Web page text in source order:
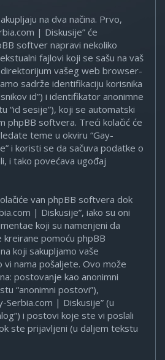
na dva načina. Prvo,
| Diskusije” će
softver napravi nekoliko
fajlovi koji se sašu na vaš
vašeg web browser-
sadrže identifikaciju korisnika
id”) i identifikator anonimne
“id sesije”), koji se automatski
phpBB softvera. Treći kolačić će
teme u okviru “Gay-
i koristi se da sačuva podatke o
i tako povećava ugođaj
van phpBB softvera dok
| Diskusije”, iako su oni
koji su namenjeni da
pomoću phpBB
koji sakupljamo vaše
nama pošaljete. Ovo može
postovanje kao anonimni
“anonimni postovi”),
Serbia.com | Diskusije” (u
i postovi koje ste vi poslali
ste prijavljeni (u daljem tekstu